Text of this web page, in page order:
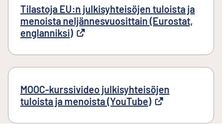
Tilastoja EU:n julkisyhteisöjen tuloista ja
menoista neljännesvuosittain (Eurostat,
englanniksi)Ulkoinen linkki
MOOC-kurssivideo julkisyhteisöjen
tuloista ja menoista (YouTube)Ulkoinen linkki